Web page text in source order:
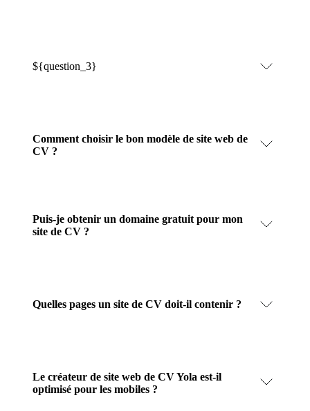
${question_3}
Comment choisir le bon modèle de site web de
CV ?
Puis-je obtenir un domaine gratuit pour mon
site de CV ?
Quelles pages un site de CV doit-il contenir ?
Le créateur de site web de CV Yola est-il
optimisé pour les mobiles ?